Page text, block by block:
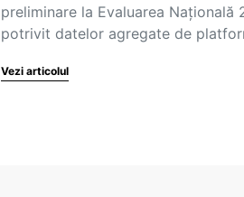
preliminare la Evaluarea Națională
potrivit datelor agregate de
Vezi articolul